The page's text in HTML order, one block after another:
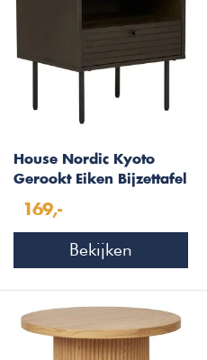
House Nordic Kyoto
Gerookt Eiken Bijzettafel
169,-
Bekijken